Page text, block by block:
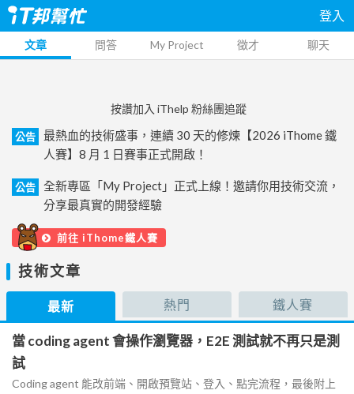
登入
文章 問答 My Project 徵才 聊天
按讚加入 iThelp 粉絲團追蹤
公告
最熱血的技術盛事，連續 30 天的修煉【2026 iThome 鐵
人賽】8 月 1 日賽事正式開啟！
公告
全新專區「My Project」正式上線！邀請你用技術交流，
分享最真實的開發經驗
前往 iThome鐵人賽
技術文章
最新 熱門 鐵人賽
當 coding agent 會操作瀏覽器，E2E 測試就不再只是測
試
Coding agent 能改前端、開啟預覽站、登入、點完流程，最後附上